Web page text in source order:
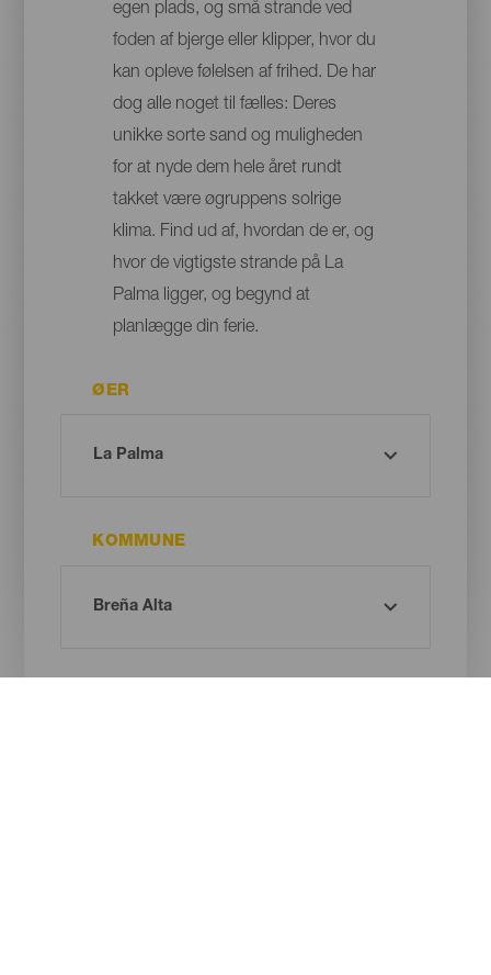
egen plads, og små strande ved
foden af bjerge eller klipper, hvor du
kan opleve følelsen af frihed. De har
dog alle noget til fælles: Deres
unikke sorte sand og muligheden
for at nyde dem hele året rundt
takket være øgruppens solrige
klima. Find ud af, hvordan de er, og
hvor de vigtigste strande på La
Palma ligger, og begynd at
planlægge din ferie.
ØER
KOMMUNE